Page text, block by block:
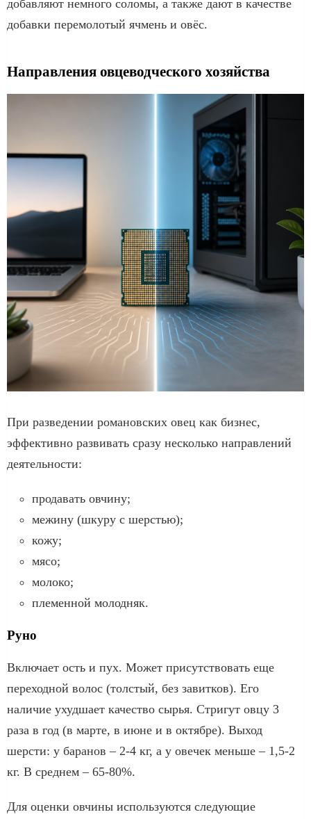
добавляют немного соломы, а также дают в качестве
добавки перемолотый ячмень и овёс.
Направления овцеводческого хозяйства
При разведении романовских овец как бизнес,
эффективно развивать сразу несколько направлений
деятельности:
продавать овчину;
межину (шкуру с шерстью);
кожу;
мясо;
молоко;
племенной молодняк.
Руно
Включает ость и пух. Может присутствовать еще
переходной волос (толстый, без завитков). Его
наличие ухудшает качество сырья. Стригут овцу 3
раза в год (в марте, в июне и в октябре). Выход
шерсти: у баранов – 2-4 кг, а у овечек меньше – 1,5-2
кг. В среднем – 65-80%.
Для оценки овчины используются следующие